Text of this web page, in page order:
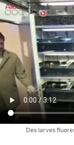
Des larves